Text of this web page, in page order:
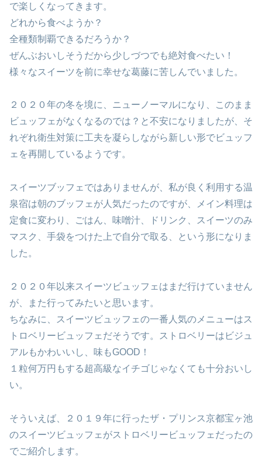
で楽しくなってきます。
どれから食べようか？
全種類制覇できるだろうか？
ぜんぶおいしそうだから少しづつでも絶対食べたい！
様々なスイーツを前に幸せな葛藤に苦しんでいました。
２０２０年の冬を境に、ニューノーマルになり、このまま
ビュッフェがなくなるのでは？と不安になりましたが、そ
れぞれ衛生対策に工夫を凝らしながら新しい形でビュッフ
ェを再開しているようです。
スイーツブッフェではありませんが、私が良く利用する温
泉宿は朝のブッフェが人気だったのですが、メイン料理は
定食に変わり、ごはん、味噌汁、ドリンク、スイーツのみ
マスク、手袋をつけた上で自分で取る、という形になりま
した。
２０２０年以来スイーツビュッフェはまだ行けていません
が、また行ってみたいと思います。
ちなみに、スイーツビュッフェの一番人気のメニューはス
トロベリービュッフェだそうです。ストロベリーはビジュ
アルもかわいいし、味もGOOD！
１粒何万円もする超高級なイチゴじゃなくても十分おいし
い。
そういえば、２０１９年に行ったザ・プリンス京都宝ヶ池
のスイーツビュッフェがストロベリービュッフェだったの
でご紹介します。